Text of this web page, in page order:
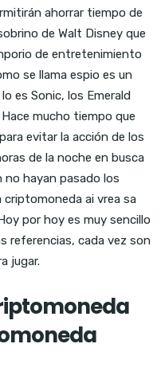
ahorrar tiempo de
de Walt Disney que
de entretenimiento
se llama espio es un
es Sonic, los Emerald
mucho tiempo que
evitar la acción de los
de la noche en busca
no hayan pasado los
ai vrea sa
por hoy es muy sencillo
referencias, cada vez son
jugar.